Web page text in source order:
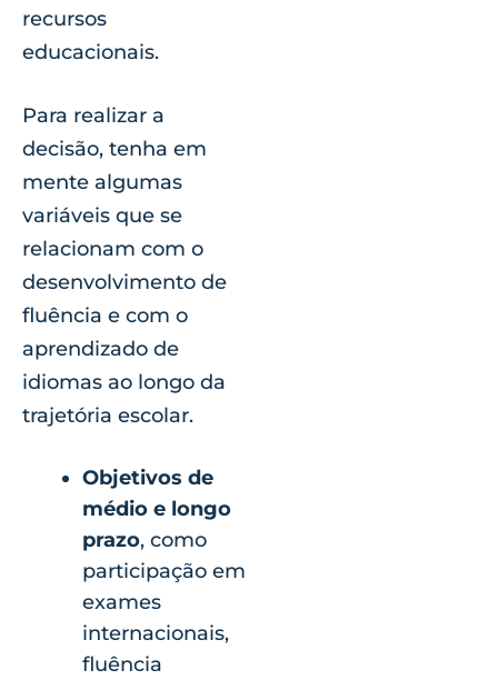
recursos
educacionais.
Para realizar a
decisão, tenha em
mente algumas
variáveis que se
relacionam com o
desenvolvimento de
fluência e com o
aprendizado de
idiomas ao longo da
trajetória escolar.
Objetivos de
médio e longo
prazo, como
participação em
exames
internacionais,
fluência